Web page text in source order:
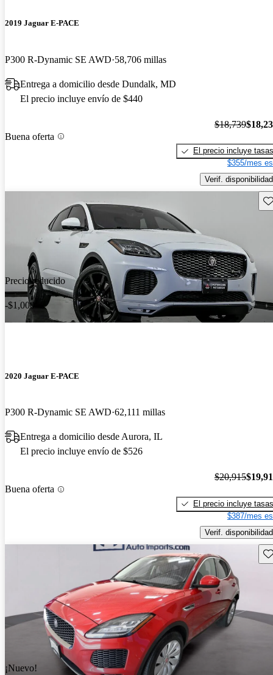
2019 Jaguar E-PACE
P300 R-Dynamic SE AWD 58,706 millas
Entrega a domicilio desde Dundalk, MD
El precio incluye envío de $440
Buena oferta
$18,739
El precio incluye tasas
$355/mes
Verif. disponibilidad
Precio reducido
-$1,000
2020 Jaguar E-PACE
P300 R-Dynamic SE AWD 62,111 millas
Entrega a domicilio desde Aurora, IL
El precio incluye envío de $526
Buena oferta
$20,915
El precio incluye tasas
$387/mes
Verif. disponibilidad
¡Nuevo!